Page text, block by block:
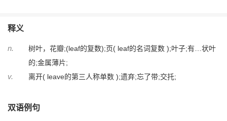
释义
n.
树叶，花瓣;(leaf的复数);页( leaf的名词复数 );叶子;有…状叶
的;金属薄片;
v. 离开( leave的第三人称单数 );遗弃;忘了带;交托;
双语例句